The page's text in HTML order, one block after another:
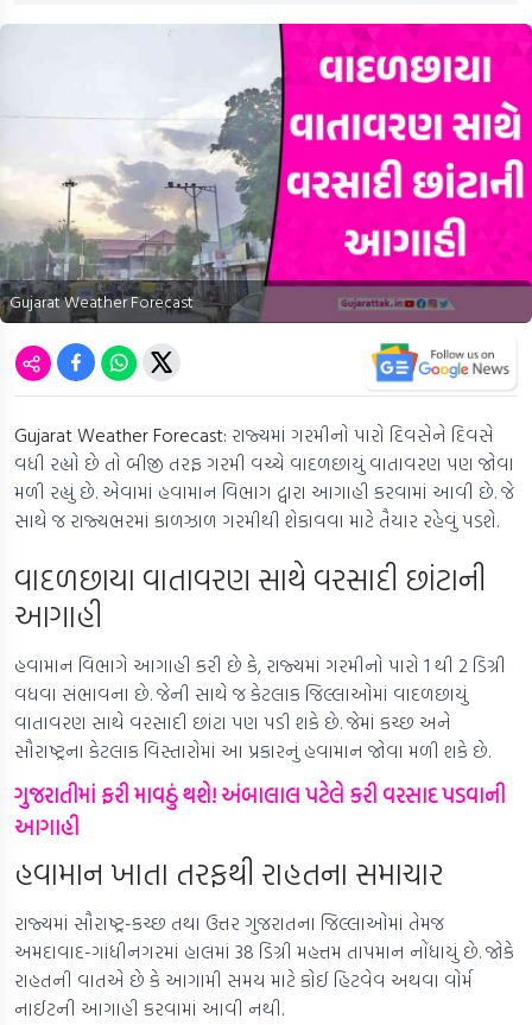
Gujarat Weather Forecast
Gujarat Weather Forecast: રાજ્યમાં ગરમીનો પારો દિવસેને દિવસે
વધી રહ્યો છે તો બીજી તરફ ગરમી વચ્ચે વાદળછાયું વાતાવરણ પણ જોવા
મળી રહ્યું છે. એવામાં હવામાન વિભાગ દ્વારા આગાહી કરવામાં આવી છે. જે
સાથે જ રાજ્યભરમાં કાળઝાળ ગરમીથી શેકાવવા માટે તૈયાર રહેવું પડશે.
વાદળછાયા વાતાવરણ સાથે વરસાદી છાંટાની
આગાહી
હવામાન વિભાગે આગાહી કરી છે કે, રાજ્યમાં ગરમીનો પારો 1 થી 2 ડિગ્રી
વધવા સંભાવના છે. જેની સાથે જ કેટલાક જિલ્લાઓમાં વાદળછાયું
વાતાવરણ સાથે વરસાદી છાંટા પણ પડી શકે છે. જેમાં કચ્છ અને
સૌરાષ્ટ્રના કેટલાક વિસ્તારોમાં આ પ્રકારનું હવામાન જોવા મળી શકે છે.
ગુજરાતીમાં ફરી માવઠું થશે! અંબાલાલ પટેલે કરી વરસાદ પડવાની
આગાહી
હવામાન ખાતા તરફથી રાહતના સમાચાર
રાજ્યમાં સૌરાષ્ટ્ર-કચ્છ તથા ઉત્તર ગુજરાતના જિલ્લાઓમાં તેમજ
અમદાવાદ-ગાંધીનગરમાં હાલમાં 38 ડિગ્રી મહત્તમ તાપમાન નોંધાયું છે. જોકે
રાહતની વાતએ છે કે આગામી સમય માટે કોઈ હિટવેવ અથવા વોર્મ
નાઈટની આગાહી કરવામાં આવી નથી.